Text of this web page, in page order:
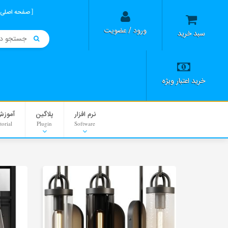
سبد خرید ورود / عضویت
خرید اعتبار ویژه
صفحه اصلی
نرم افزار
Software
پلاگین
Plugin